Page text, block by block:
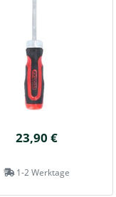
23,90 €
1-2 Werktage